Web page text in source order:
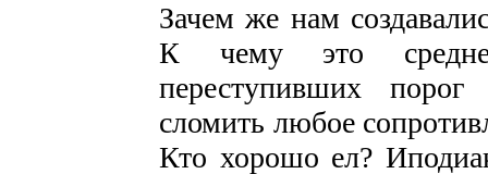
Зачем же нам
К чему это
переступивших
сломить любое
Кто хорошо ел?